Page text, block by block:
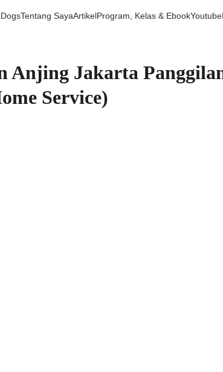
Tentang SayaArtikelProgram, Kelas & EbookYoutube
Anjing Jakarta
Service)